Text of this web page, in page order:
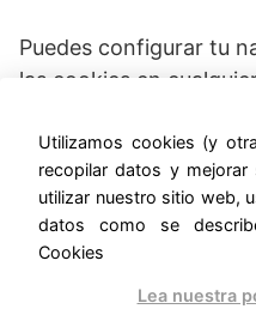
Puedes configurar tu
las cookies en
Derechos del Usuario
Los usuarios tienen
• Acceder a los datos
Utilizamos cookies (y
recopilar datos y
utilizar nuestro sitio web,
datos como se
Cookies
Lea nuestra